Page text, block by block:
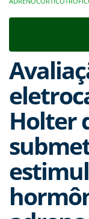
Holter